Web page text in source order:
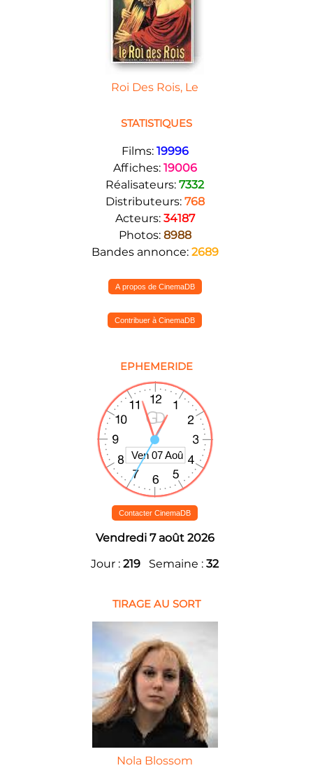
Roi Des Rois, Le
STATISTIQUES
Films: 19996
Affiches: 19006
Réalisateurs: 7332
Distributeurs: 768
Acteurs: 34187
Photos: 8988
Bandes annonce: 2689
A propos de CinemaDB
Contribuer à CinemaDB
EPHEMERIDE
Contacter CinemaDB
Vendredi 7 août 2026
Jour : 219 Semaine : 32
TIRAGE AU SORT
Nola Blossom